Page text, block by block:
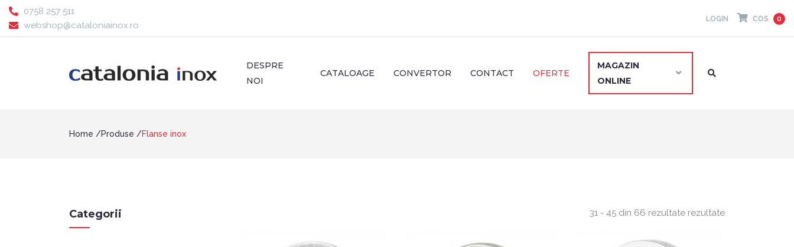
0758 257 511
webshop@cataloniainox.ro
LOGIN COS 0
DESPRE
NOI
CATALOAGE CONVERTOR CONTACT OFERTE
MAGAZIN
ONLINE
Home Produse Flanse inox
31 - 45 din 66 rezultate rezultate
Categorii